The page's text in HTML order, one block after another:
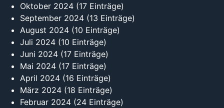
Oktober 2024 (17 Einträge)
September 2024 (13 Einträge)
August 2024 (10 Einträge)
Juli 2024 (10 Einträge)
Juni 2024 (17 Einträge)
Mai 2024 (17 Einträge)
April 2024 (16 Einträge)
März 2024 (18 Einträge)
Februar 2024 (24 Einträge)